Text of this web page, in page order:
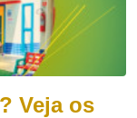
Veja os